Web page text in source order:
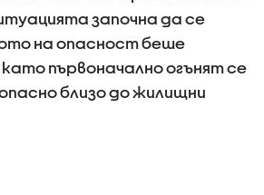
започна да се
на опасност беше
първоначално огънят се
близо до жилищни